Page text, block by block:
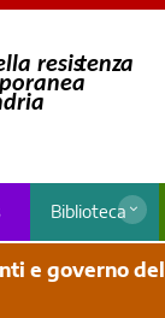
Biblioteca
e governo